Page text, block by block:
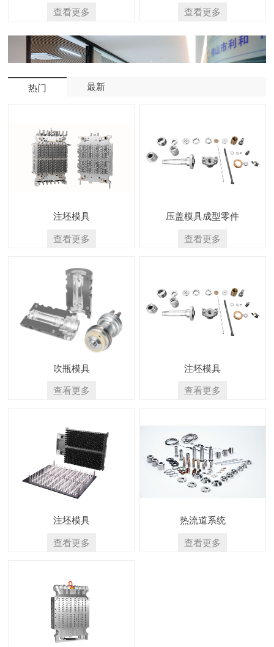
查看更多
查看更多
热门 最新
注坯模具
查看更多
压盖模具成型零件
查看更多
吹瓶模具
查看更多
注坯模具
查看更多
注坯模具
查看更多
热流道系统
查看更多